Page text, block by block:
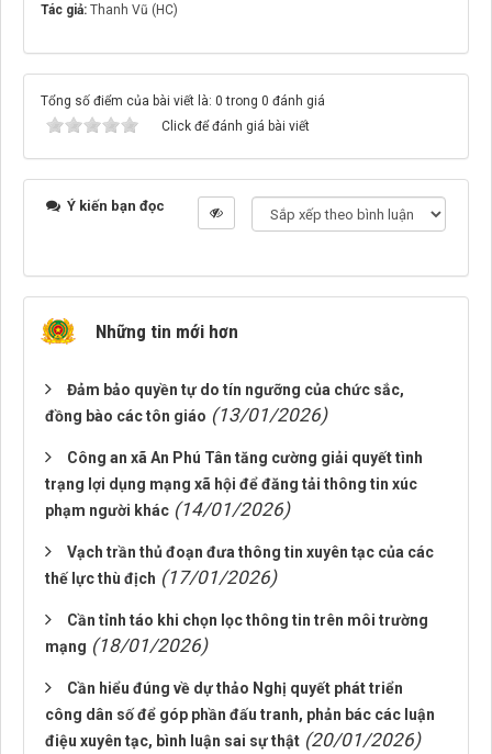
Tác giả: Thanh Vũ (HC)
Tổng số điểm của bài viết là: 0 trong 0 đánh giá
Click để đánh giá bài viết
Ý kiến bạn đọc
Những tin mới hơn
Đảm bảo quyền tự do tín ngưỡng của chức sắc,
đồng bào các tôn giáo (13/01/2026)
Công an xã An Phú Tân tăng cường giải quyết tình
trạng lợi dụng mạng xã hội để đăng tải thông tin xúc
phạm người khác (14/01/2026)
Vạch trần thủ đoạn đưa thông tin xuyên tạc của các
thế lực thù địch (17/01/2026)
Cần tỉnh táo khi chọn lọc thông tin trên môi trường
mạng (18/01/2026)
Cần hiểu đúng về dự thảo Nghị quyết phát triển
công dân số để góp phần đấu tranh, phản bác các luận
điệu xuyên tạc, bình luận sai sự thật (20/01/2026)